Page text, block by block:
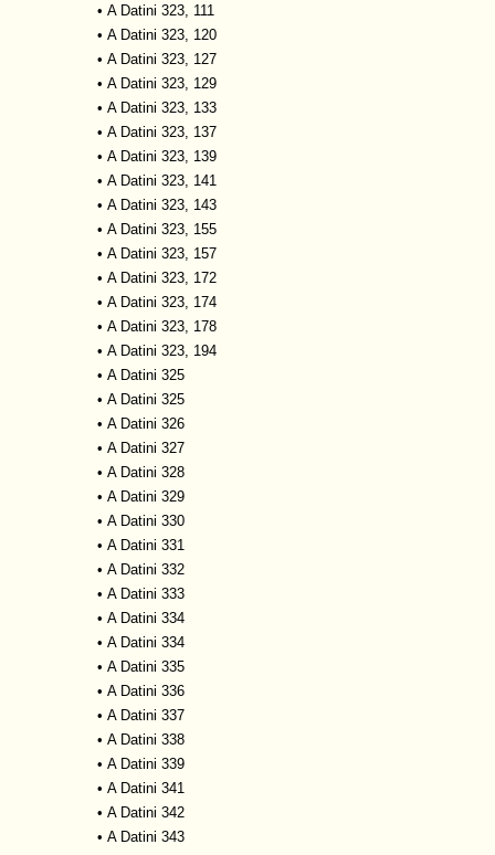
• A Datini 323, 111
• A Datini 323, 120
• A Datini 323, 127
• A Datini 323, 129
• A Datini 323, 133
• A Datini 323, 137
• A Datini 323, 139
• A Datini 323, 141
• A Datini 323, 143
• A Datini 323, 155
• A Datini 323, 157
• A Datini 323, 172
• A Datini 323, 174
• A Datini 323, 178
• A Datini 323, 194
• A Datini 325
• A Datini 325
• A Datini 326
• A Datini 327
• A Datini 328
• A Datini 329
• A Datini 330
• A Datini 331
• A Datini 332
• A Datini 333
• A Datini 334
• A Datini 334
• A Datini 335
• A Datini 336
• A Datini 337
• A Datini 338
• A Datini 339
• A Datini 341
• A Datini 342
• A Datini 343